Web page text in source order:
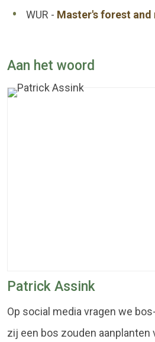
WUR - Master's forest
Aan het woord
Patrick Assink
Op social media vragen we
zij een bos zouden aanplanten